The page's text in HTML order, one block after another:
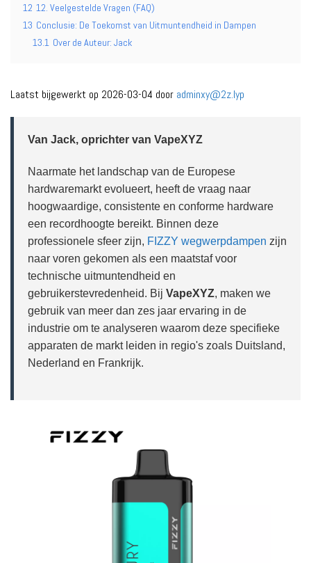
12 12. Veelgestelde Vragen (FAQ)
13 Conclusie: De Toekomst van Uitmuntendheid in Dampen
13.1 Over de Auteur: Jack
Laatst bijgewerkt op 2026-03-04 door adminxy@2z.lyp
Van Jack, oprichter van VapeXYZ
Naarmate het landschap van de Europese
hardwaremarkt evolueert, heeft de vraag naar
hoogwaardige, consistente en conforme hardware
een recordhoogte bereikt. Binnen deze
professionele sfeer zijn, FIZZY wegwerpdampen zijn
naar voren gekomen als een maatstaf voor
technische uitmuntendheid en
gebruikerstevredenheid. Bij VapeXYZ, maken we
gebruik van meer dan zes jaar ervaring in de
industrie om te analyseren waarom deze specifieke
apparaten de markt leiden in regio's zoals Duitsland,
Nederland en Frankrijk.